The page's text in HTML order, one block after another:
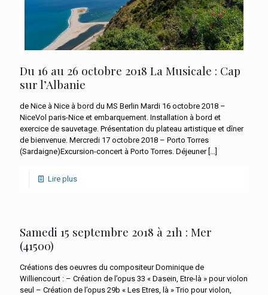
Du 16 au 26 octobre 2018 La Musicale : Cap
sur l’Albanie
de Nice à Nice à bord du MS Berlin Mardi 16 octobre 2018 –
NiceVol paris-Nice et embarquement. Installation à bord et
exercice de sauvetage. Présentation du plateau artistique et dîner
de bienvenue. Mercredi 17 octobre 2018 – Porto Torres
(Sardaigne)Excursion-concert à Porto Torres. Déjeuner[…]
Lire plus
Samedi 15 septembre 2018 à 21h : Mer
(41500)
Créations des oeuvres du compositeur Dominique de
Williencourt : – Création de l’opus 33 « Dasein, Etre-là » pour violon
seul – Création de l’opus 29b « Les Etres, là » Trio pour violon,